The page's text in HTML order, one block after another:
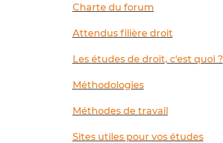
Charte du forum
Attendus filière droit
Les études de droit, c'est quoi ?
Méthodologies
Méthodes de travail
Sites utiles pour vos études